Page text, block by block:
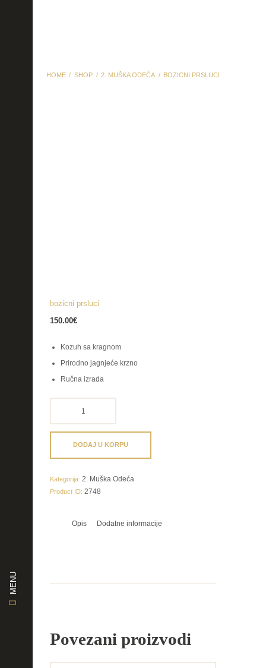
MENU
HOME SHOP 2. MUŠKA ODEĆA BOZICNI PRSLUCI
bozicni prsluci
150.00€
Kozuh sa kragnom
Prirodno jagnjeće krzno
Ručna izrada
DODAJ U KORPU
Kategorija: 2. Muška Odeća
Product ID: 2748
Opis Dodatne informacije
Povezani proizvodi